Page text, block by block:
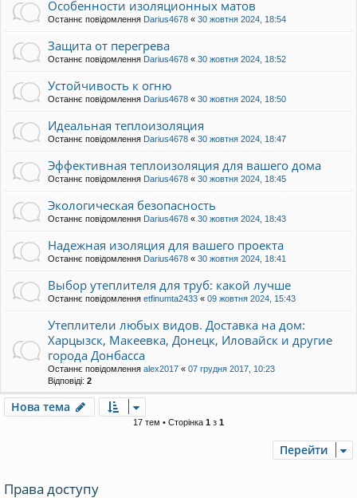
Особенности изоляционных матов
Останнє повідомлення Darius4678 « 30 жовтня 2024, 18:54
Защита от перегрева
Останнє повідомлення Darius4678 « 30 жовтня 2024, 18:52
Устойчивость к огню
Останнє повідомлення Darius4678 « 30 жовтня 2024, 18:50
Идеальная теплоизоляция
Останнє повідомлення Darius4678 « 30 жовтня 2024, 18:47
Эффективная теплоизоляция для вашего дома
Останнє повідомлення Darius4678 « 30 жовтня 2024, 18:45
Экологическая безопасность
Останнє повідомлення Darius4678 « 30 жовтня 2024, 18:43
Надежная изоляция для вашего проекта
Останнє повідомлення Darius4678 « 30 жовтня 2024, 18:41
Выбор утеплителя для труб: какой лучше
Останнє повідомлення etfinumta2433 « 09 жовтня 2024, 15:43
Утеплители любых видов. Доставка на дом:
Харцызск, Макеевка, Донецк, Иловайск и другие
города Донбасса
Останнє повідомлення alex2017 « 07 грудня 2017, 10:23
Відповіді: 2
Нова тема
17 тем • Сторінка 1 з 1
Перейти
Права доступу